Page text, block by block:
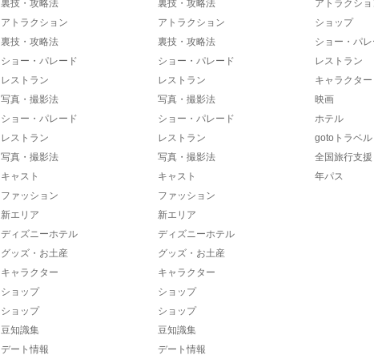
裏技・攻略法
アトラクション
裏技・攻略法
ショー・パレード
レストラン
写真・撮影法
ショー・パレード
レストラン
写真・撮影法
キャスト
ファッション
新エリア
ディズニーホテル
グッズ・お土産
キャラクター
ショップ
ショップ
豆知識集
デート情報
裏技・攻略法
アトラクション
裏技・攻略法
ショー・パレード
レストラン
写真・撮影法
ショー・パレード
レストラン
写真・撮影法
キャスト
ファッション
新エリア
ディズニーホテル
グッズ・お土産
キャラクター
ショップ
ショップ
豆知識集
デート情報
アトラクシ
ショップ
ショー・パ
レストラン
キャラクター
映画
ホテル
gotoトラベル
全国旅行支援
年パス